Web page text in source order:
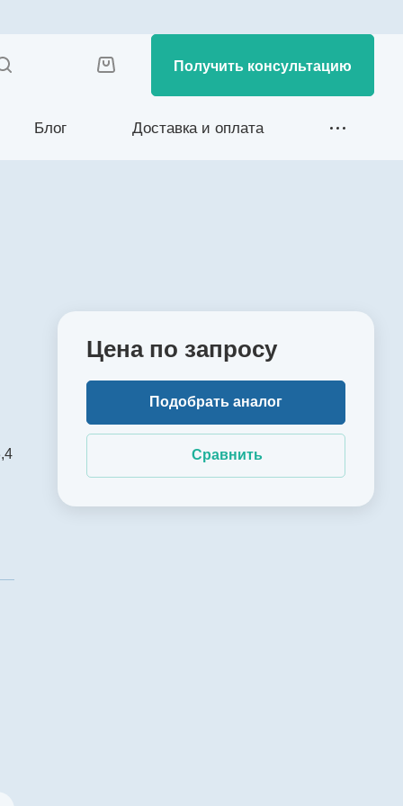
Получить консультацию
Блог Доставка и оплата
Цена по запросу
Подобрать аналог
Сравнить